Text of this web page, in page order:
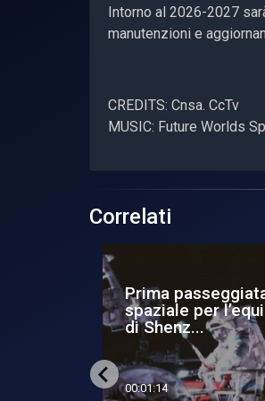
Intorno al 2026-2027
manutenzioni e
CREDITS: Cnsa. CcTv
MUSIC: Future Worlds
Correlati
Rientrano i
Shenzhou 19
00:02:17